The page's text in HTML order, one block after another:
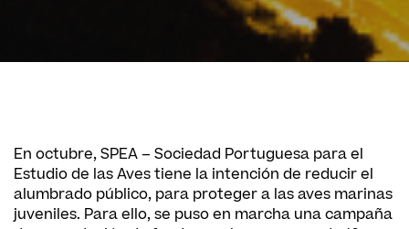
En octubre, SPEA – Sociedad Portuguesa para el
Estudio de las Aves tiene la intención de reducir el
alumbrado público, para proteger a las aves marinas
juveniles. Para ello, se puso en marcha una campaña